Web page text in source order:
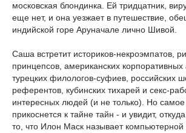
московская блондинка. Ей тридцатник,
еще нет, и она уезжает в путешествие,
индийской горе Аруначале лично Шивой.
Саша встретит историков-некроэмпатов,
принцепсов, американских корпоративных
турецких филологов-суфиев, российских
референтов, кубинских тихарей и секс-
интересных людей (и не только). Но самое
прикоснется к тайне тайн - и увидит,
то, что Илон Маск называет